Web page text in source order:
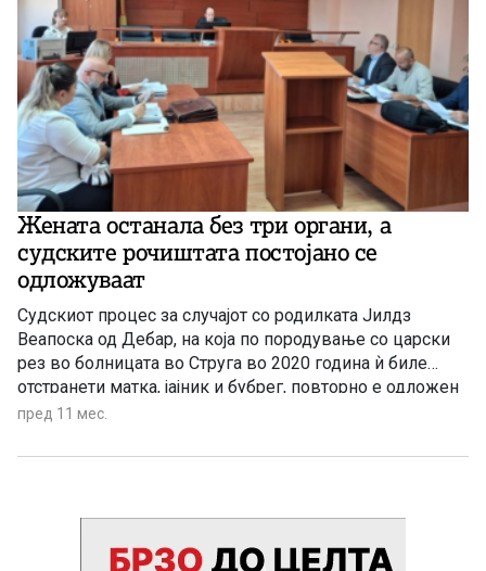
Жената останала без три органи, а
судските рочиштата постојано се
одложуваат
Судскиот процес за случајот со родилката Јилдз
Веапоска од Дебар, на која по породување со царски
рез во болницата во Струга во 2020 година ѝ биле
отстранети матка, јајник и бубрег, повторно е одложен
во Основниот суд во Струга на 9 септември 2025
пред 11 мес.